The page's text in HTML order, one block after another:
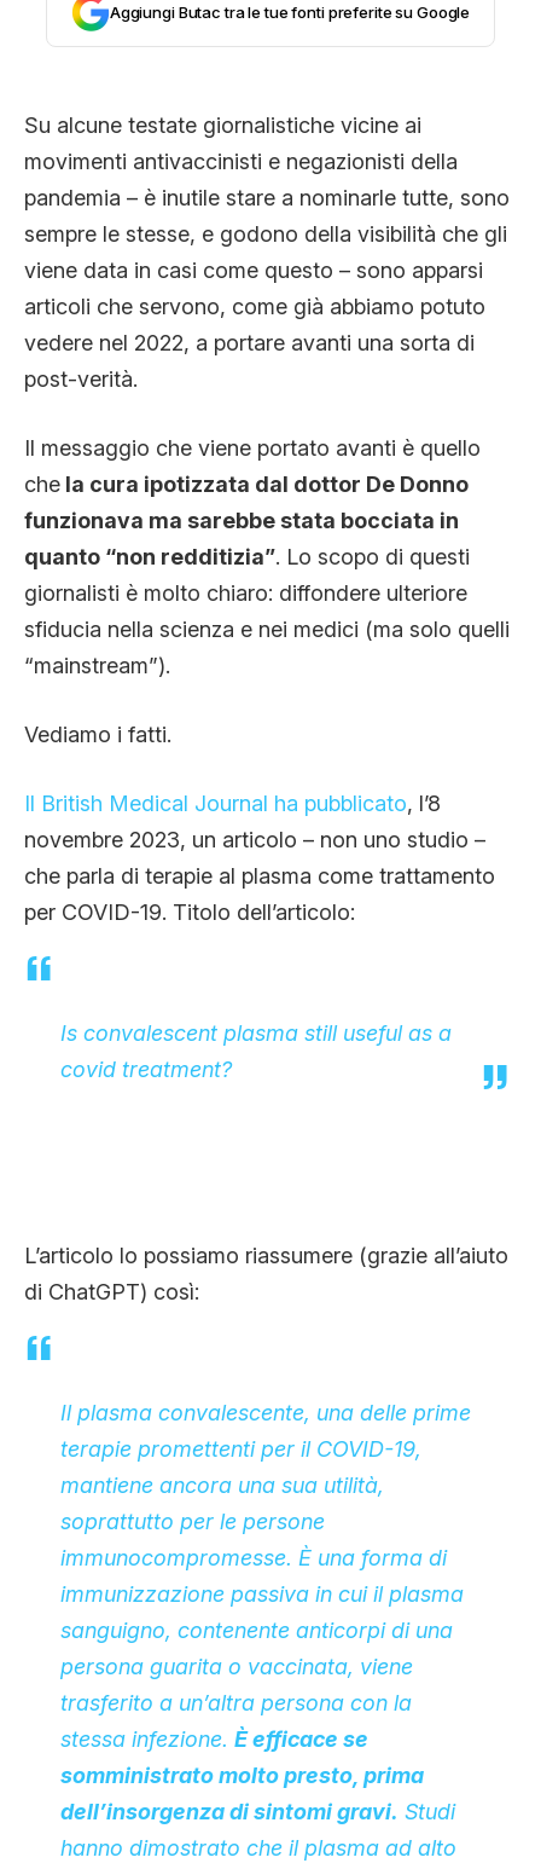
CLIMA ED ENERGIA
CONTATTI
CHI SIAMO
Aggiungi Butac tra le tue fonti preferite su Google
Su alcune testate giornalistiche vicine ai
movimenti antivaccinisti e negazionisti della
pandemia – è inutile stare a nominarle tutte, sono
sempre le stesse, e godono della visibilità che gli
viene data in casi come questo – sono apparsi
articoli che servono, come già abbiamo potuto
vedere nel 2022, a portare avanti una sorta di
post-verità.
Il messaggio che viene portato avanti è quello
che la cura ipotizzata dal dottor De Donno
funzionava ma sarebbe stata bocciata in
quanto “non redditizia”. Lo scopo di questi
giornalisti è molto chiaro: diffondere ulteriore
sfiducia nella scienza e nei medici (ma solo quelli
“mainstream”).
Vediamo i fatti.
Il British Medical Journal ha pubblicato, l’8
novembre 2023, un articolo – non uno studio –
che parla di terapie al plasma come trattamento
per COVID-19. Titolo dell’articolo:
Is convalescent plasma still useful as a
covid treatment?
L’articolo lo possiamo riassumere (grazie all’aiuto
di ChatGPT) così:
Il plasma convalescente, una delle prime
terapie promettenti per il COVID-19,
mantiene ancora una sua utilità,
soprattutto per le persone
immunocompromesse. È una forma di
immunizzazione passiva in cui il plasma
sanguigno, contenente anticorpi di una
persona guarita o vaccinata, viene
trasferito a un’altra persona con la
stessa infezione. È efficace se
somministrato molto presto, prima
dell’insorgenza di sintomi gravi. Studi
hanno dimostrato che il plasma ad alto